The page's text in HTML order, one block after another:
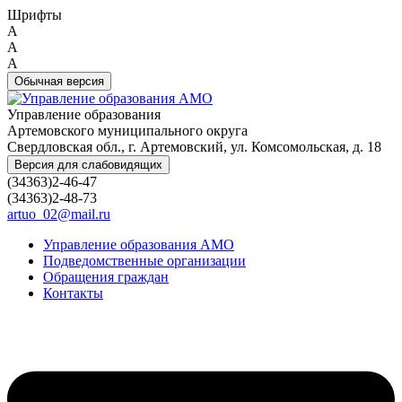
Шрифты
A
A
A
Обычная версия
Управление образования
Артемовского муниципального округа
Свердловская обл., г. Артемовский, ул. Комсомольская, д. 18
Версия для слабовидящих
(34363)2-46-47
(34363)2-48-73
artuo_02@mail.ru
Управление образования АМО
Подведомственные организации
Обращения граждан
Контакты